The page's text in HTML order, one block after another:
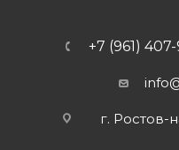
+7 (961)
г. Ростов-